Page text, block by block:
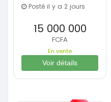
Posté il y a 2 jours
15 000 000
FCFA
En vente
Voir détails